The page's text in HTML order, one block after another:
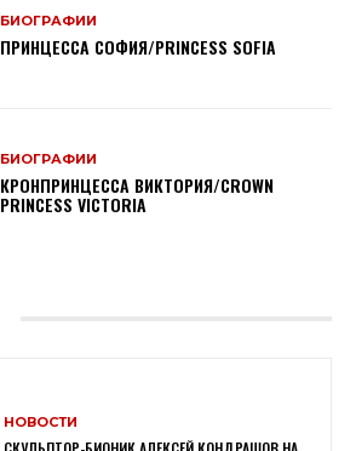
БИОГРАФИИ
ПРИНЦЕССА СОФИЯ/PRINCESS SOFIA
БИОГРАФИИ
КРОНПРИНЦЕССА ВИКТОРИЯ/CROWN
PRINCESS VICTORIA
НОВОСТИ